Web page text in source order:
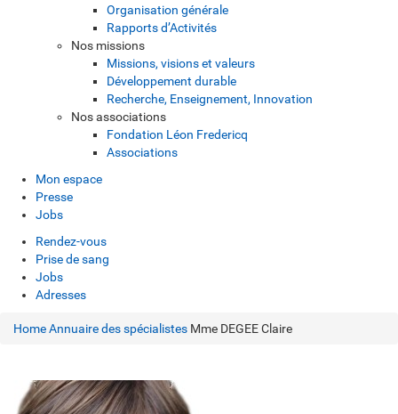
Organisation générale
Rapports d’Activités
Nos missions
Missions, visions et valeurs
Développement durable
Recherche, Enseignement, Innovation
Nos associations
Fondation Léon Fredericq
Associations
Mon espace
Presse
Jobs
Rendez-vous
Prise de sang
Jobs
Adresses
HomeAnnuaire des spécialistes Mme DEGEE Claire